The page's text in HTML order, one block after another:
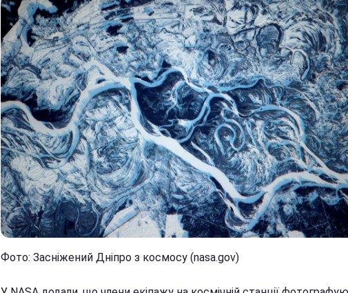
Фото: Засніжений Дніпро з космосу (nasa.gov)